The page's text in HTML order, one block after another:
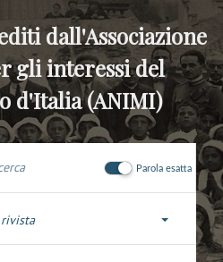
dall'Associazione
gli interessi del
d'Italia (ANIMI)
Parola esatta